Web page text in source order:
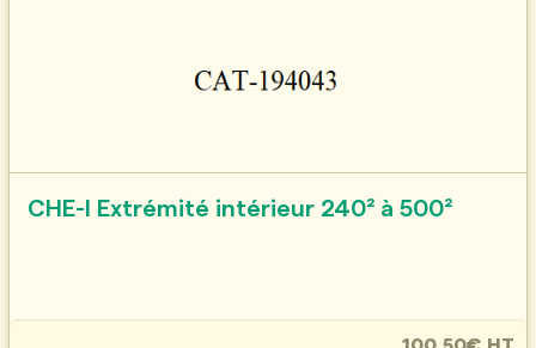
CHE-I Extrémité intérieur 240² à 500²